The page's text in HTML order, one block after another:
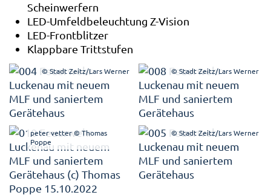
Scheinwerfern
LED-Umfeldbeleuchtung Z-Vision
LED-Frontblitzer
Klappbare Trittstufen
© Stadt Zeitz/Lars Werner © Stadt Zeitz/Lars Werner
peter vetter © Thomas
Poppe
© Stadt Zeitz/Lars Werner